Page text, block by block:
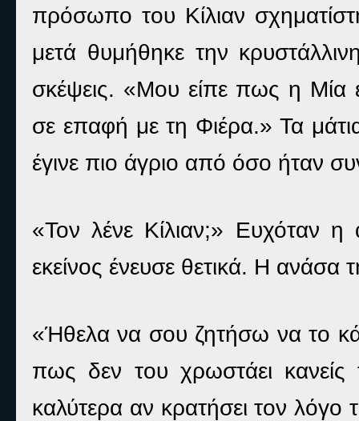
πρόσωπο του Κίλιαν
μετά θυμήθηκε την
σκέψεις. «Μου είπε πως η Μία
σε επαφή με τη Φιέρα.» Τα
έγινε πιο άγριο από όσο ήταν
«Τον λένε Κίλιαν;» Ευχόταν
εκείνος ένευσε θετικά. Η ανάσα
«Ήθελα να σου ζητήσω να το
πως δεν του χρωστάει
καλύτερα αν κρατήσει τον λόγο